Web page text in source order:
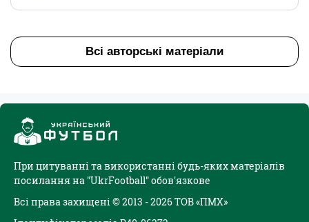
Всі авторські матеріали
При цитуванні та використанні будь-яких матеріалів
посилання на "UkrFootball" обов'язкове
Всі права захищені © 2013 - 2026 ТОВ «ПМХ»